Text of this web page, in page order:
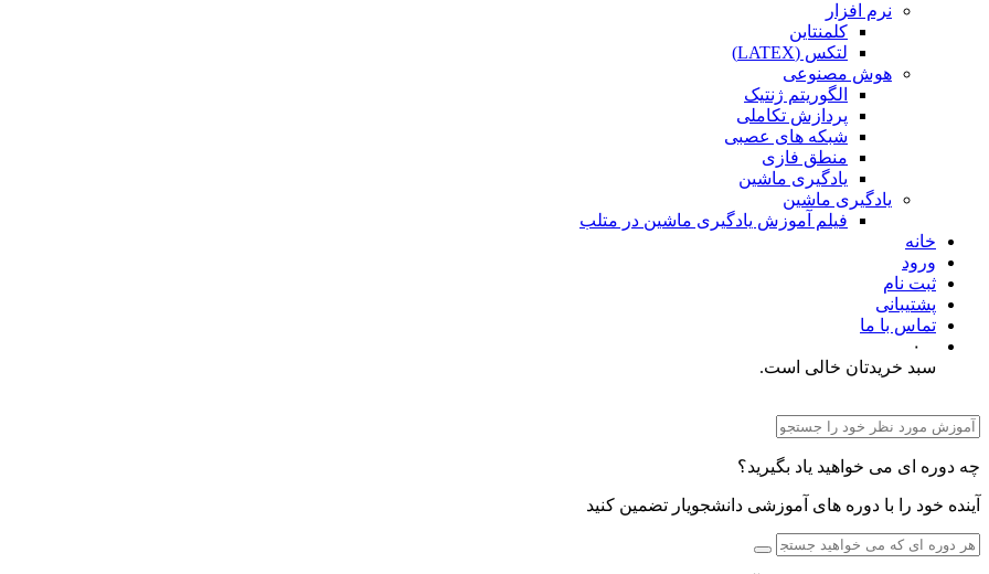
نرم افزار
کلمنتاین
لتکس (LATEX)
هوش مصنوعی
الگوریتم ژنتیک
پردازش تکاملی
شبکه های عصبی
منطق فازی
یادگیری ماشین
یادگیری ماشین
فیلم آموزش یادگیری ماشین در متلب
خانه
ورود
ثبت نام
پشتیبانی
تماس با ما
۰
سبد خریدتان خالی است.
چه دوره ای می خواهید یاد بگیرید؟
آینده خود را با دوره های آموزشی دانشجویار تضمین کنید